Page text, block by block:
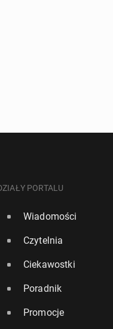
PORTALU
Wiadomości
Czytelnia
Ciekawostki
Poradnik
Promocje